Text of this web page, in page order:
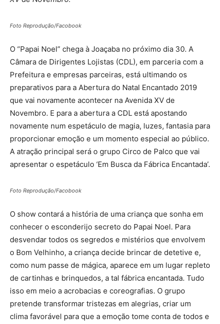
Foto Reprodução/Facobook
O “Papai Noel” chega à Joaçaba no próximo dia 30. A
Câmara de Dirigentes Lojistas (CDL), em parceria com a
Prefeitura e empresas parceiras, está ultimando os
preparativos para a Abertura do Natal Encantado 2019
que vai novamente acontecer na Avenida XV de
Novembro. E para a abertura a CDL está apostando
novamente num espetáculo de magia, luzes, fantasia para
proporcionar emoção e um momento especial ao público.
A atração principal será o grupo Circo de Palco que vai
apresentar o espetáculo ‘Em Busca da Fábrica Encantada’.
Foto Reprodução/Facobook
O show contará a história de uma criança que sonha em
conhecer o esconderijo secreto do Papai Noel. Para
desvendar todos os segredos e mistérios que envolvem
o Bom Velhinho, a criança decide brincar de detetive e,
como num passe de mágica, aparece em um lugar repleto
de cartinhas e brinquedos, a tal fábrica encantada. Tudo
isso em meio a acrobacias e coreografias. O grupo
pretende transformar tristezas em alegrias, criar um
clima favorável para que a emoção tome conta de todos e